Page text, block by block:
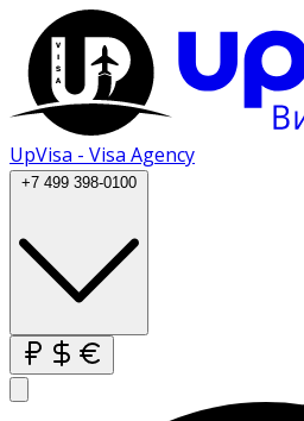
UpVisa - Visa Agency
+7 499 398-0100